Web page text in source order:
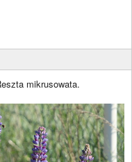
mikrusowata.